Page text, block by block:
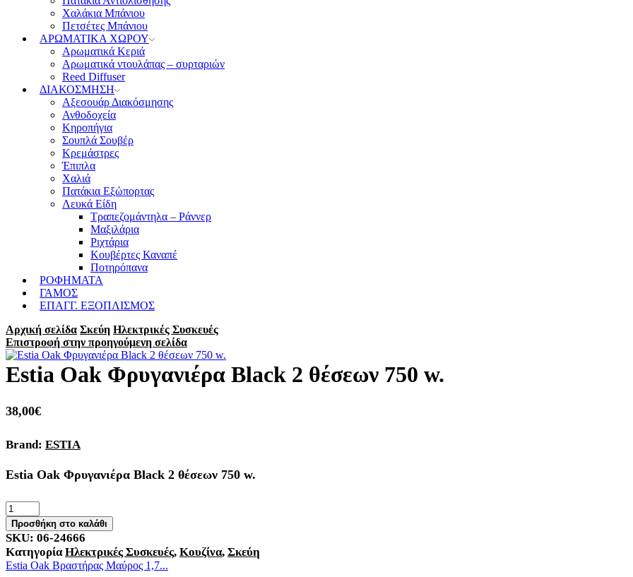
Χαλάκια Μπάνιου
Πετσέτες Μπάνιου
ΑΡΩΜΑΤΙΚΑ ΧΩΡΟΥ
Αρωματικά Κεριά
Αρωματικά ντουλάπας – συρταριών
Reed Diffuser
ΔΙΑΚΟΣΜΗΣΗ
Αξεσουάρ Διακόσμησης
Ανθοδοχεία
Κηροπήγια
Σουπλά Σουβέρ
Κρεμάστρες
Έπιπλα
Χαλιά
Πατάκια Εξώπορτας
Λευκά Είδη
Τραπεζομάντηλα – Ράννερ
Μαξιλάρια
Ριχτάρια
Κουβέρτες Καναπέ
Ποτηρόπανα
ΡΟΦΗΜΑΤΑ
ΓΑΜΟΣ
ΕΠΑΓΓ. ΕΞΟΠΛΙΣΜΟΣ
Αρχική σελίδα Σκεύη Ηλεκτρικές Συσκευές
Επιστροφή στην προηγούμενη σελίδα
Estia Oak Φρυγανιέρα Black 2 θέσεων 750 w.
38,00€
Brand: ESTIA
Estia Oak Φρυγανιέρα Black 2 θέσεων 750 w.
Estia
Oak
Φρυγανιέρα
Black
2
θέσεων
Προσθήκη στο καλάθι
SKU: 06-24666
ΚατηγορίαΗλεκτρικές Συσκευές, Κουζίνα, Σκεύη
Estia Oak Βραστήρας Μαύρος 1,7...